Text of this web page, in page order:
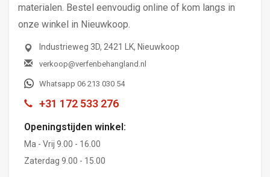
materialen. Bestel eenvoudig online of kom langs in
onze winkel in Nieuwkoop.
Industrieweg 3D, 2421 LK, Nieuwkoop
verkoop@verfenbehangland.nl
Whatsapp 06 213 030 54
+31 172 533 276
Openingstijden winkel:
Ma - Vrij 9.00 - 16.00
Zaterdag 9.00 - 15.00